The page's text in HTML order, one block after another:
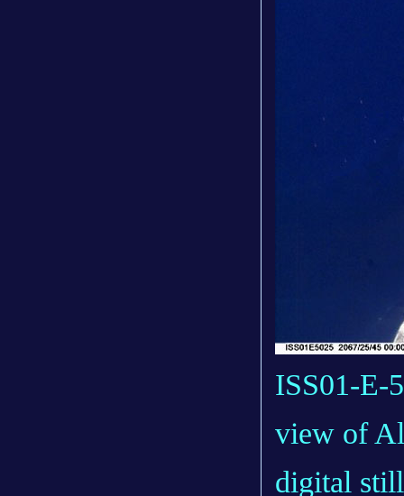
ISS01-E-
view of
digital